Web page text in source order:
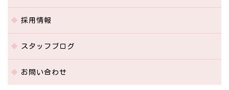
採用情報
スタッフブログ
お問い合わせ